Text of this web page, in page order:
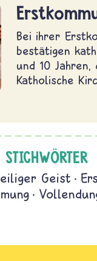
Bei ihrer
bestätigen
und 10
Katholische
STICHWÖRTER
Geist